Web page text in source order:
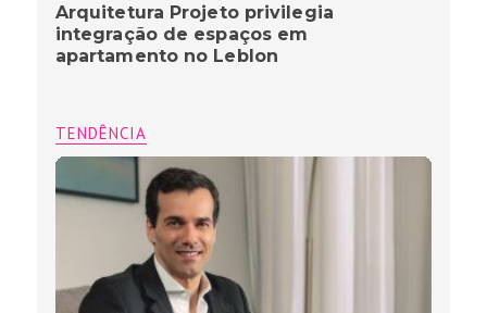
Arquitetura Projeto privilegia
integração de espaços em
apartamento no Leblon
TENDÊNCIA